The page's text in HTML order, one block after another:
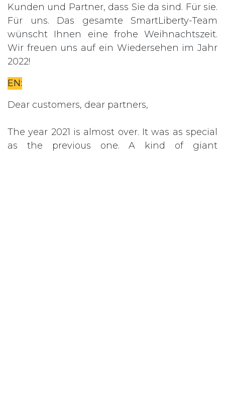
Kunden und Partner, dass Sie da sind. Für sie.
Für uns. Das gesamte SmartLiberty-Team
wünscht Ihnen eine frohe Weihnachtszeit.
Wir freuen uns auf ein Wiedersehen im Jahr
2022!
EN:
Dear customers, dear partners,
The year 2021 is almost over. It was as special
as the previous one. A kind of giant